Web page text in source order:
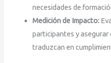
necesidades de
Medición de Impacto:
participantes y asegurar
traduzcan en